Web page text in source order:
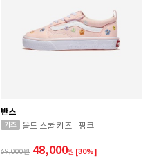
반스
올드 스쿨 키즈 - 핑크
69,000 48,000원 [30%]